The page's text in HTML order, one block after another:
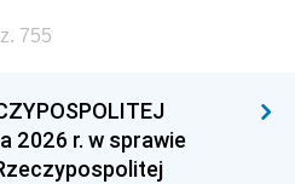
1994
1991
755
2026 r. w sprawie